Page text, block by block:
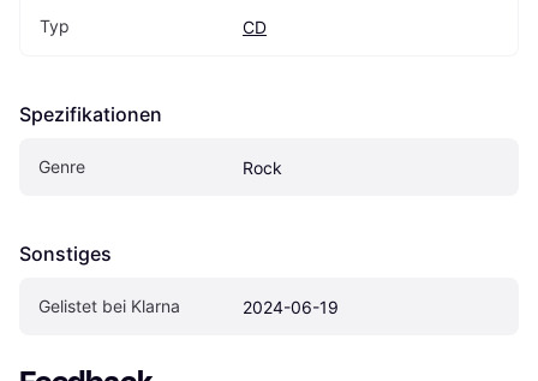
Typ CD
Spezifikationen
Genre Rock
Sonstiges
Gelistet bei Klarna 2024-06-19